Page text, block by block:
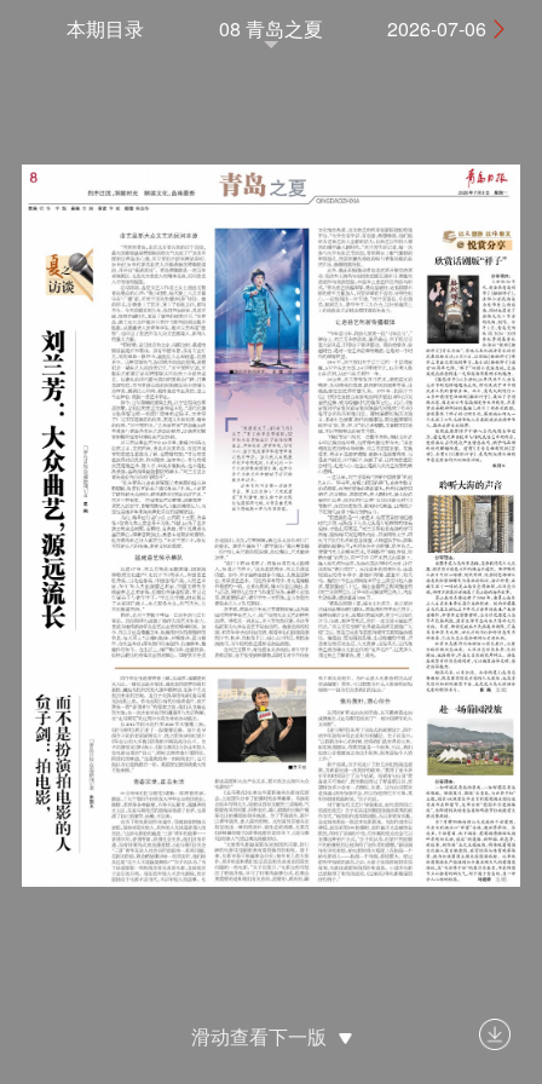
滑动查看下一版
本期目录 08 青岛之夏 2026-07-06